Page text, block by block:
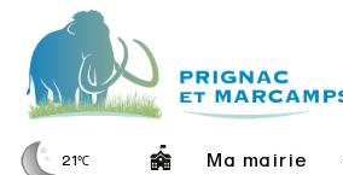
21℃ Ma mairie